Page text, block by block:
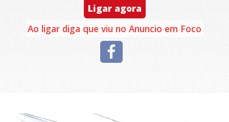
Ligar agora
Ao ligar diga que viu no Anuncio em Foco